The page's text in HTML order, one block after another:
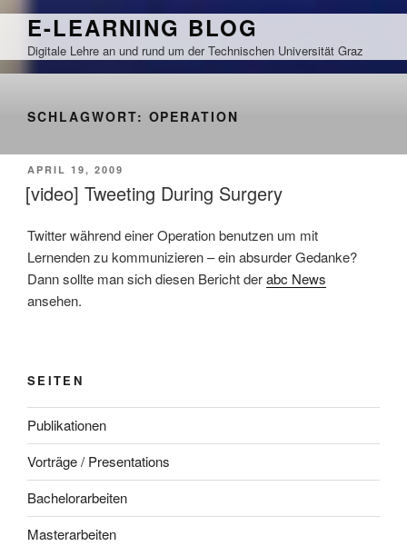
Zum
springen
E-LEARNING BLOG
Digitale Lehre an und rund um der Technischen Universität Graz
SCHLAGWORT: OPERATION
VERÖFFENTLICHT
AM
APRIL 19, 2009
[video] Tweeting During Surgery
Twitter während einer Operation benutzen um mit
Lernenden zu kommunizieren – ein absurder Gedanke?
Dann sollte man sich diesen Bericht derabc News
ansehen.
SEITEN
Publikationen
Vorträge / Presentations
Bachelorarbeiten
Masterarbeiten